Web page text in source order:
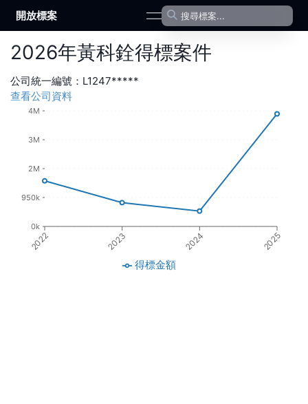
開放標案 open navigation menu
2026年黃科銓得標案件
公司統一編號： L1247*****
查看公司資料
2022 2023 2024 2025
0k
950k
2M
3M
4M
得標金額